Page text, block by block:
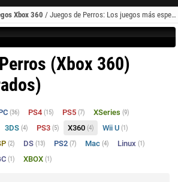
Xbox 360 / Juegos de Perros: Los juegos más esperados (Xbox 360)
(Xbox 360)
(36) PS4 (15) PS5 (7) XSeries (9)
3DS (4) PS3 (5) X360 (4) Wii U (1)
(2) DS (13) PS2 (7) Mac (4) Linux (1)
(1) XBOX (1)